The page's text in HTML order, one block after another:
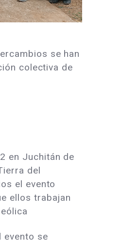
se han
colectiva de
en Juchitán de
del
el evento
ellos trabajan
evento se